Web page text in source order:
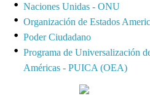
Naciones Unidas - ONU
Organización de Estados
Poder Ciudadano
Programa de Universalización
Américas - PUICA (OEA)